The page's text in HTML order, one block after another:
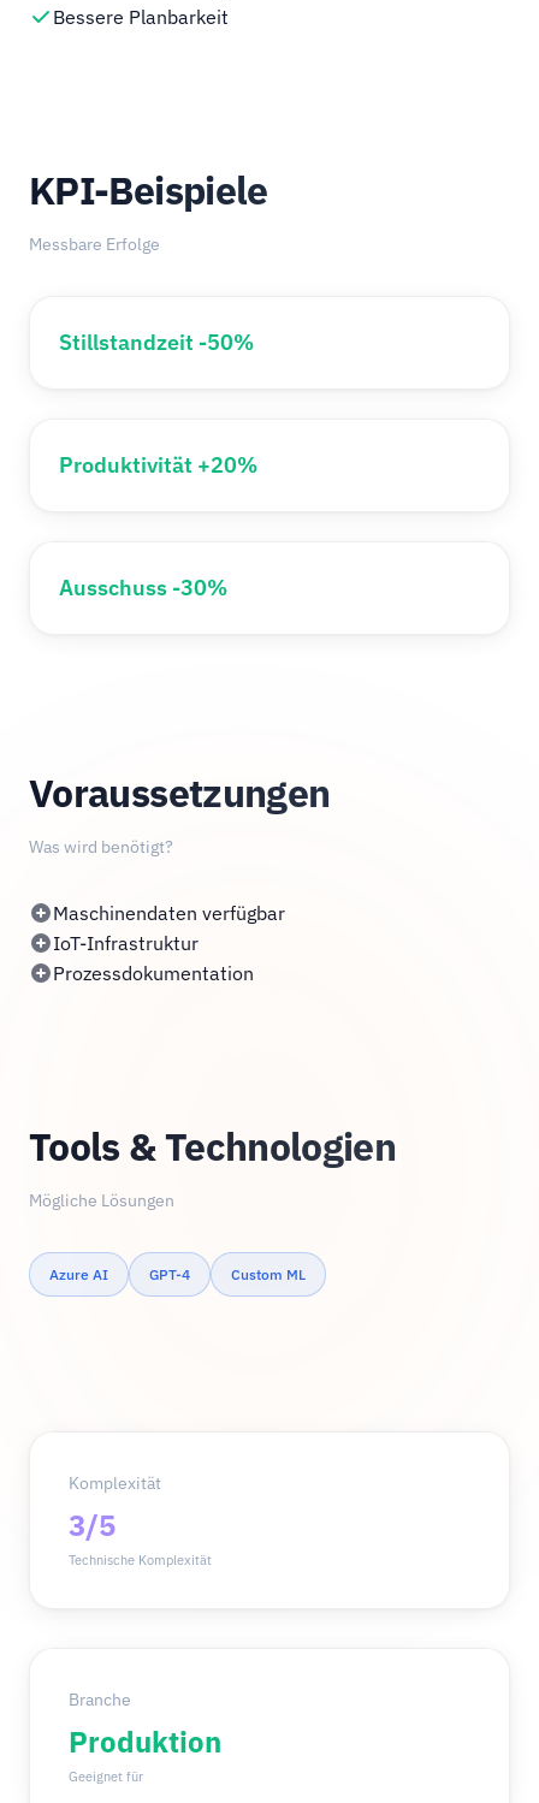
Bessere Planbarkeit
KPI-Beispiele
Messbare Erfolge
Stillstandzeit -50%
Produktivität +20%
Ausschuss -30%
Voraussetzungen
Was wird benötigt?
Maschinendaten verfügbar
IoT-Infrastruktur
Prozessdokumentation
Tools & Technologien
Mögliche Lösungen
Azure AI GPT-4 Custom ML
Komplexität
3/5
Technische Komplexität
Branche
Produktion
Geeignet für